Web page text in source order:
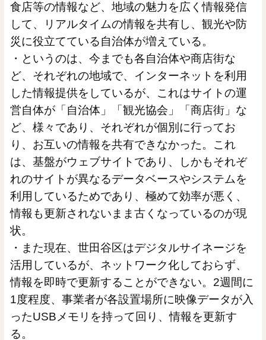
食店等の情報など、地域の魅力を広く情報発信
して、リアルタイムの情報を共有し、観光や防
災に役立てている自治体が増えている。
・というのは、今までも各自治体や商店街な
ど、それぞれの地域で、インターネットを利用
した情報提供をしているが、これはサイトの運
営自体が「自治体」「観光協会」「商店街」な
ど、様々であり、それぞれが個別に行ってお
り、お互いの情報を共有できなかった。これ
は、基盤がウェブサイトであり、しかもそれぞ
れのサイトが異なるデータベースやシステムを
利用しているためであり、極めて効率が悪く、
情報も更新されないまま古くなっているのが現
状。
・また現在、世田谷区はデジタルサイネージを
活用しているが、ネットワーク化しておらず、
情報を即時で更新することができない。2週間に
1度程度、事業者が各設置場所に映像データが入
ったUSBメモリを持って回り、情報を更新す
る。